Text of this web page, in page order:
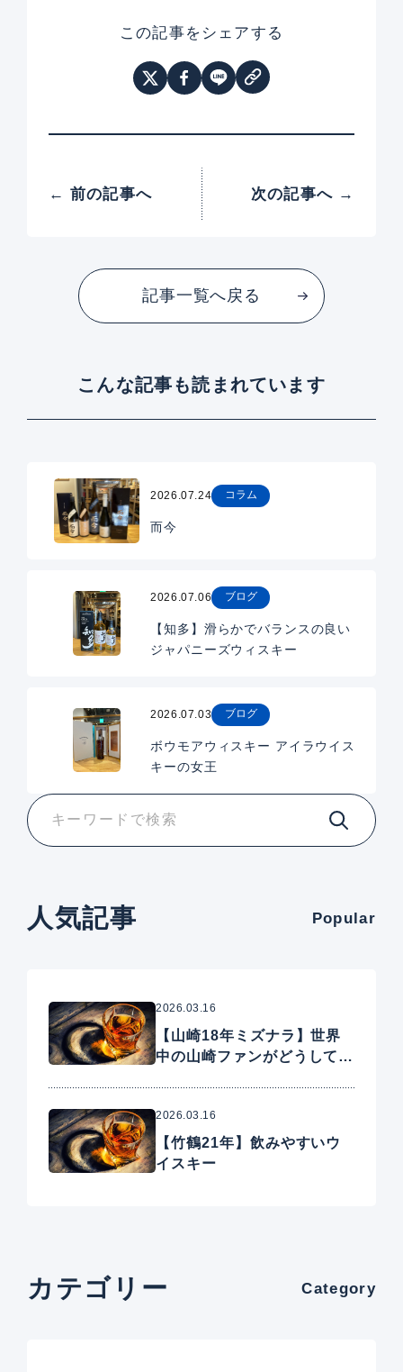
この記事をシェアする
← 前の記事へ 次の記事へ →
記事一覧へ戻る
こんな記事も読まれています
2026.07.24 コラム
而今
2026.07.06 ブログ
【知多】滑らかでバランスの良い
ジャパニーズウィスキー
2026.07.03 ブログ
ボウモアウィスキー アイラウイス
キーの女王
人気記事 Popular
2026.03.16
【山崎18年ミズナラ】世界
中の山崎ファンがどうしても
2026.03.16
【竹鶴21年】飲みやすいウ
イスキー
カテゴリー Category